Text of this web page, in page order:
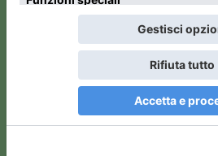
ARTICOLO
La Festa della